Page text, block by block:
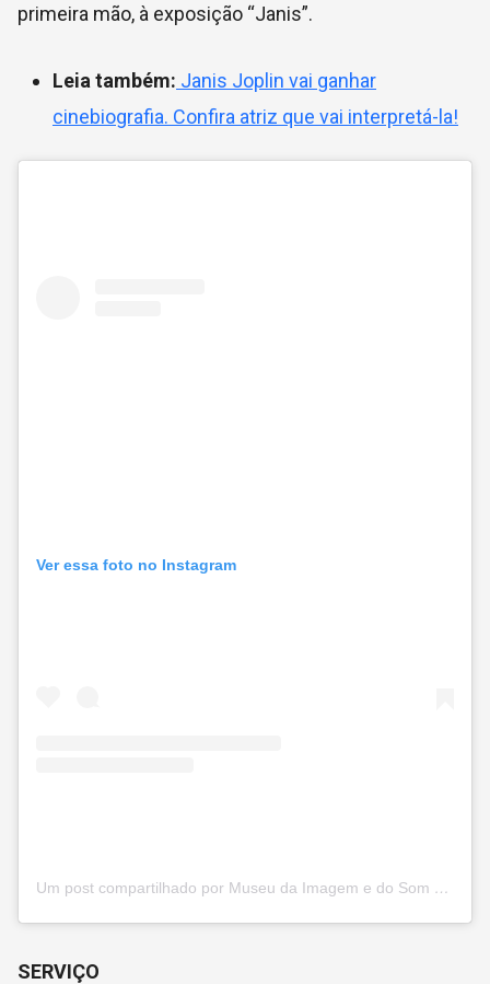
primeira mão, à exposição “Janis”.
Leia também: Janis Joplin vai ganhar
cinebiografia. Confira atriz que vai interpretá-la!
Ver essa foto no Instagram
Um post compartilhado por Museu da Imagem e do Som (@mis_sp)
SERVIÇO